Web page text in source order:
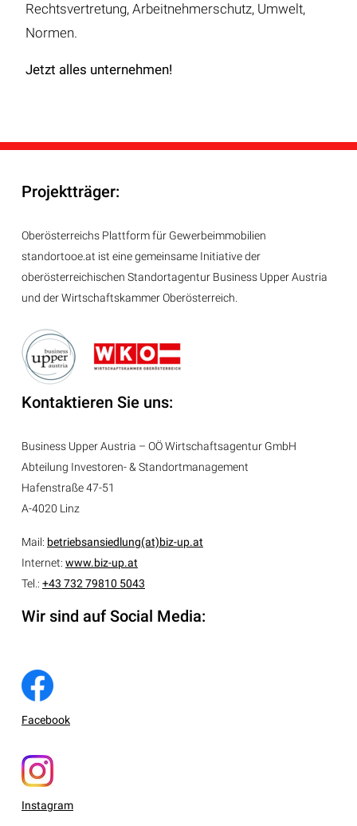
Rechtsvertretung, Arbeitnehmerschutz, Umwelt,
Normen.
Jetzt alles unternehmen!
Projektträger:
Oberösterreichs Plattform für Gewerbeimmobilien
standortooe.at ist eine gemeinsame Initiative der
oberösterreichischen Standortagentur Business Upper Austria
und der Wirtschaftskammer Oberösterreich.
Kontaktieren Sie uns:
Business Upper Austria – OÖ Wirtschaftsagentur GmbH
Abteilung Investoren- & Standortmanagement
Hafenstraße 47-51
A-4020 Linz
Mail: betriebsansiedlung(at)biz-up.at
Internet: www.biz-up.at
Tel.: +43 732 79810 5043
Wir sind auf Social Media:
Facebook
Instagram